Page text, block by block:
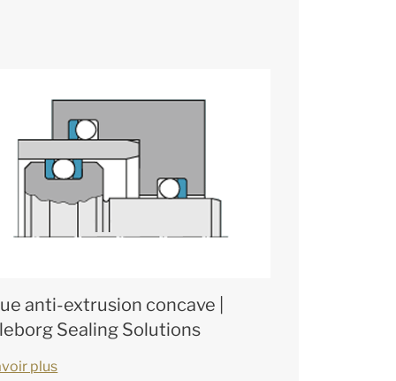
anti-extrusion concave |
Sealing Solutions
plus